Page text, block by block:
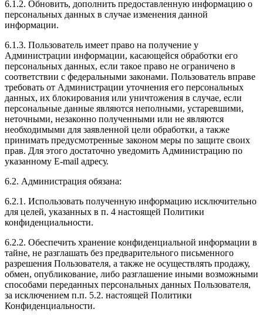
6.1.2. Обновить, дополнить предоставленную информацию о
персональных данных в случае изменения данной
информации.
6.1.3. Пользователь имеет право на получение у
Администрации информации, касающейся обработки его
персональных данных, если такое право не ограничено в
соответствии с федеральными законами. Пользователь вправе
требовать от Администрации уточнения его персональных
данных, их блокирования или уничтожения в случае, если
персональные данные являются неполными, устаревшими,
неточными, незаконно полученными или не являются
необходимыми для заявленной цели обработки, а также
принимать предусмотренные законом меры по защите своих
прав. Для этого достаточно уведомить Администрацию по
указанному E-mail адресу.
6.2. Администрация обязана:
6.2.1. Использовать полученную информацию исключительно
для целей, указанных в п. 4 настоящей Политики
конфиденциальности.
6.2.2. Обеспечить хранение конфиденциальной информации в
тайне, не разглашать без предварительного письменного
разрешения Пользователя, а также не осуществлять продажу,
обмен, опубликование, либо разглашение иными возможными
способами переданных персональных данных Пользователя,
за исключением п.п. 5.2. настоящей Политики
Конфиденциальности.